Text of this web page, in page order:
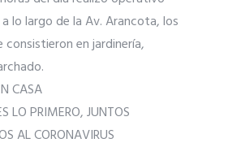
lo largo de la Av. Arancota, los
consistieron en jardinería,
CASA
LO PRIMERO, JUNTOS
AL CORONAVIRUS